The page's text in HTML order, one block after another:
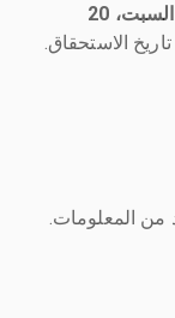
السبت، 20
تاريخ الاستحقاق.
من المعلومات.